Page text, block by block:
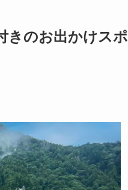
きのお出かけスポ